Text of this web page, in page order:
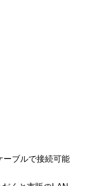
ーブルで接続可能